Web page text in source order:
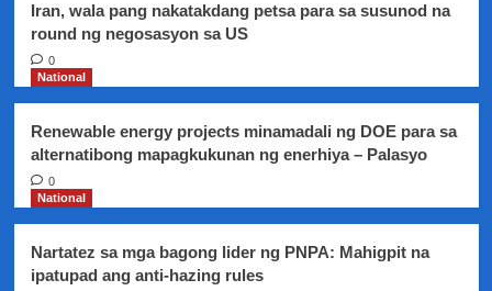
Iran, wala pang nakatakdang petsa para sa susunod na
round ng negosasyon sa US
0
National
Renewable energy projects minamadali ng DOE para sa
alternatibong mapagkukunan ng enerhiya – Palasyo
0
National
Nartatez sa mga bagong lider ng PNPA: Mahigpit na
ipatupad ang anti-hazing rules